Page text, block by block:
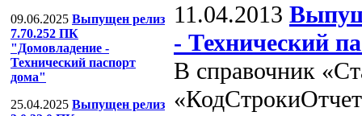
09.06.2025 Выпущен релиз
7.70.252 ПК
"Домовладение -
Технический паспорт
дома"
25.04.2025 Выпущен релиз
11.04.2013
- Технический
В справочник